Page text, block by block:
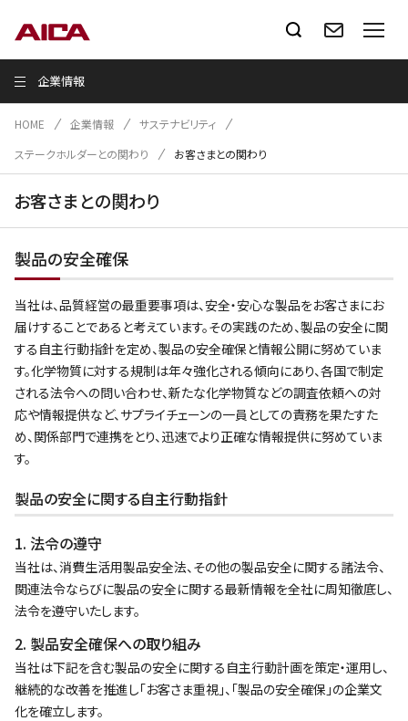
企業情報
HOME 企業情報
サステナビリティ
ステークホルダーとの関わり
お客さまとの関わり
お客さまとの関わり
製品の安全確保
当社は、品質経営の最重要事項は、安全・安心な製品をお客さまにお
届けすることであると考えています。その実践のため、製品の安全に関
する自主行動指針を定め、製品の安全確保と情報公開に努めていま
す。化学物質に対する規制は年々強化される傾向にあり、各国で制定
される法令への問い合わせ、新たな化学物質などの調査依頼への対
応や情報提供など、サプライチェーンの一員としての責務を果たすた
め、関係部門で連携をとり、迅速でより正確な情報提供に努めていま
す。
製品の安全に関する自主行動指針
1. 法令の遵守
当社は、消費生活用製品安全法、その他の製品安全に関する諸法令、
関連法令ならびに製品の安全に関する最新情報を全社に周知徹底し、
法令を遵守いたします。
2. 製品安全確保への取り組み
当社は下記を含む製品の安全に関する自主行動計画を策定・運用し、
継続的な改善を推進し「お客さま重視」、「製品の安全確保」の企業文
化を確立します。